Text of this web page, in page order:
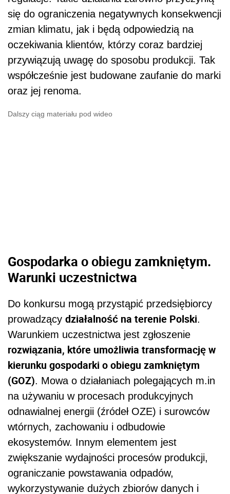
się do ograniczenia negatywnych konsekwencji
zmian klimatu, jak i będą odpowiedzią na
oczekiwania klientów, którzy coraz bardziej
przywiązują uwagę do sposobu produkcji. Tak
współcześnie jest budowane zaufanie do marki
oraz jej renoma.
Dalszy ciąg materiału pod wideo
Gospodarka o obiegu zamkniętym.
Warunki uczestnictwa
Do konkursu mogą przystąpić przedsiębiorcy
prowadzący działalność na terenie Polski.
Warunkiem uczestnictwa jest zgłoszenie
rozwiązania, które umożliwia transformację w
kierunku gospodarki o obiegu zamkniętym
(GOZ). Mowa o działaniach polegających m.in
na używaniu w procesach produkcyjnych
odnawialnej energii (źródeł OZE) i surowców
wtórnych, zachowaniu i odbudowie
ekosystemów. Innym elementem jest
zwiększanie wydajności procesów produkcji,
ograniczanie powstawania odpadów,
wykorzystywanie dużych zbiorów danych i